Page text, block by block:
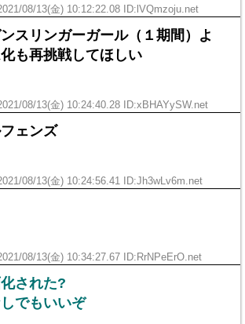
08/13(金) 10:12:22.08 ID:lVQmzoju.net
スリンガーガール（１期間）よ
も再挑戦してほしい
08/13(金) 10:24:40.28 ID:xBHAYySW.net
ェンズ
08/13(金) 10:24:56.41 ID:Jh3wLv6m.net
08/13(金) 10:34:27.67 ID:RrNPeErO.net
された?
でもいいぞ